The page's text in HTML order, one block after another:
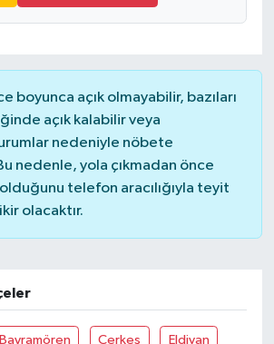
boyunca açık olmayabilir, bazıları
açık kalabilir veya
nedeniyle nöbete
nedenle, yola çıkmadan önce
telefon aracılığıyla teyit
olacaktır.
Bayramören Çerkeş Eldivan